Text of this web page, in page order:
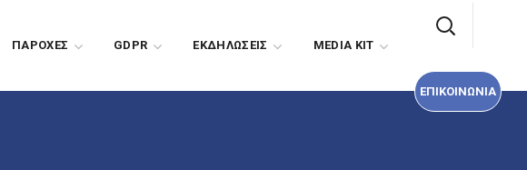
ΠΑΡΟΧΕΣ GDPR EΚΔΗΛΩΣΕΙΣ MEDIA KIT
ΕΠΙΚΟΙΝΩΝΙΑ